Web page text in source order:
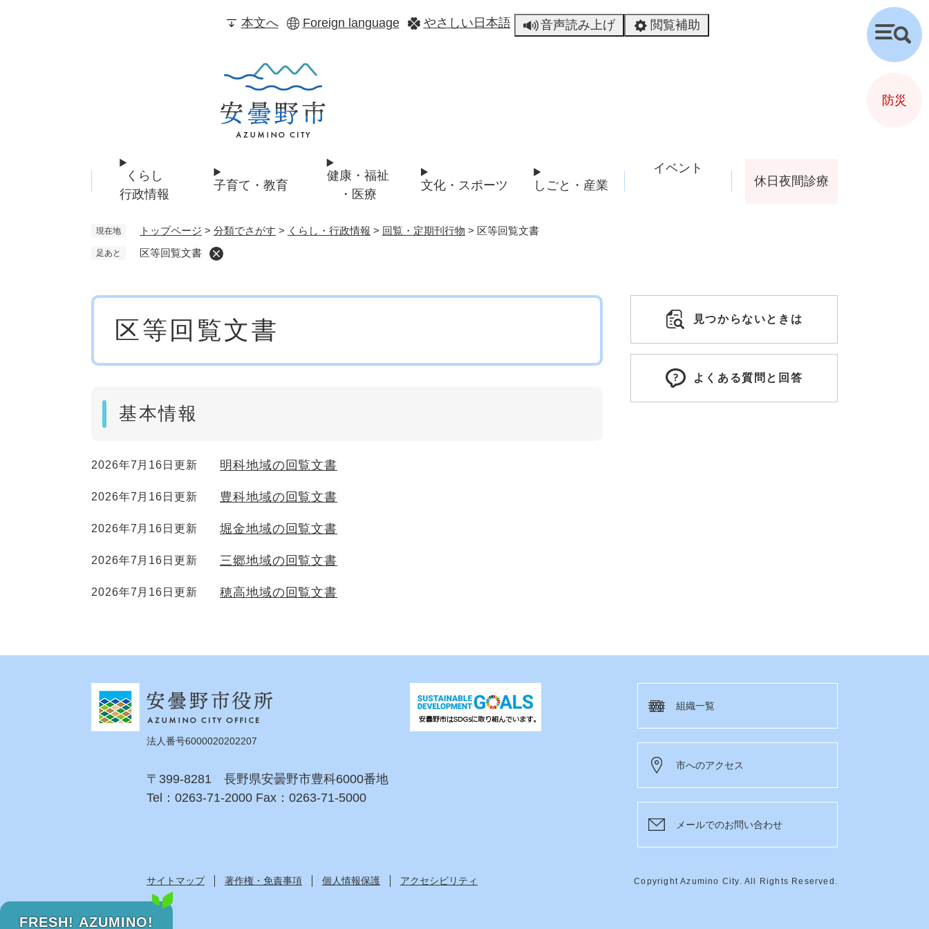
本文へ Foreign language やさしい日本語 音声読み上げ 閲覧補助
くらし
行政情報
子育て・教育
健康・福祉
・医療
文化・スポーツ しごと・産業
イベント
休日夜間診療
現在地 トップページ > 分類でさがす > くらし・行政情報 > 回覧・定期刊行物 > 区等回覧文書
足あと 区等回覧文書
区等回覧文書
基本情報
2026年7月16日更新 明科地域の回覧文書
2026年7月16日更新 豊科地域の回覧文書
2026年7月16日更新 堀金地域の回覧文書
2026年7月16日更新 三郷地域の回覧文書
2026年7月16日更新 穂高地域の回覧文書
見つからないときは
よくある質問と回答
FRESH! AZUMINO!
検
索
防災
法人番号6000020202207
〒399-8281 長野県安曇野市豊科6000番地
Tel：0263-71-2000 Fax：0263-71-5000
組織一覧
市へのアクセス
メールでのお問い合わせ
サイトマップ 著作権・免責事項 個人情報保護 アクセシビリティ Copyright Azumino City. All Rights Reserved.